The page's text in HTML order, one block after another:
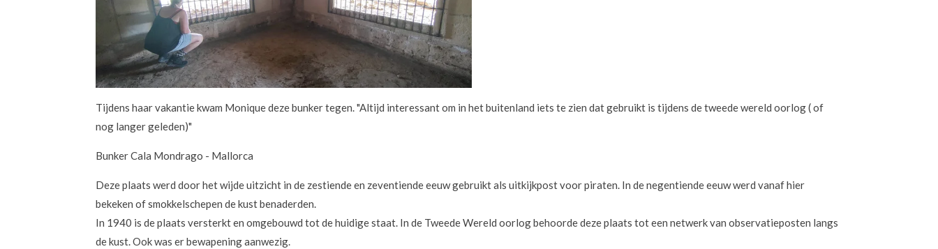
Tijdens haar vakantie kwam Monique deze bunker tegen. "Altijd interessant om in het buitenland iets te zien dat gebruikt is tijdens de tweede wereld oorlog ( of
nog langer geleden)"
Bunker Cala Mondrago - Mallorca
Deze plaats werd door het wijde uitzicht in de zestiende en zeventiende eeuw gebruikt als uitkijkpost voor piraten. In de negentiende eeuw werd vanaf hier
bekeken of smokkelschepen de kust benaderden.
In 1940 is de plaats versterkt en omgebouwd tot de huidige staat. In de Tweede Wereld oorlog behoorde deze plaats tot een netwerk van observatieposten langs
de kust. Ook was er bewapening aanwezig.